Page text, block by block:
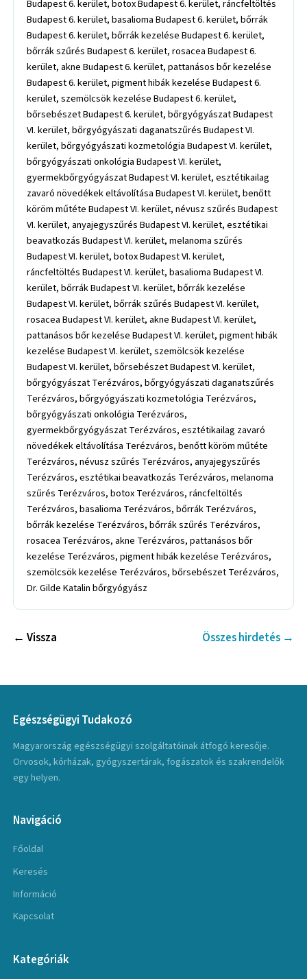
Budapest 6. kerület, botox Budapest 6. kerület, ráncfeltöltés
Budapest 6. kerület, basalioma Budapest 6. kerület, bőrrák
Budapest 6. kerület, bőrrák kezelése Budapest 6. kerület,
bőrrák szűrés Budapest 6. kerület, rosacea Budapest 6.
kerület, akne Budapest 6. kerület, pattanásos bőr kezelése
Budapest 6. kerület, pigment hibák kezelése Budapest 6.
kerület, szemölcsök kezelése Budapest 6. kerület,
bőrsebészet Budapest 6. kerület, bőrgyógyászat Budapest
VI. kerület, bőrgyógyászati daganatszűrés Budapest VI.
kerület, bőrgyógyászati kozmetológia Budapest VI. kerület,
bőrgyógyászati onkológia Budapest VI. kerület,
gyermekbőrgyógyászat Budapest VI. kerület, esztétikailag
zavaró növedékek eltávolítása Budapest VI. kerület, benőtt
köröm műtéte Budapest VI. kerület, névusz szűrés Budapest
VI. kerület, anyajegyszűrés Budapest VI. kerület, esztétikai
beavatkozás Budapest VI. kerület, melanoma szűrés
Budapest VI. kerület, botox Budapest VI. kerület,
ráncfeltöltés Budapest VI. kerület, basalioma Budapest VI.
kerület, bőrrák Budapest VI. kerület, bőrrák kezelése
Budapest VI. kerület, bőrrák szűrés Budapest VI. kerület,
rosacea Budapest VI. kerület, akne Budapest VI. kerület,
pattanásos bőr kezelése Budapest VI. kerület, pigment hibák
kezelése Budapest VI. kerület, szemölcsök kezelése
Budapest VI. kerület, bőrsebészet Budapest VI. kerület,
bőrgyógyászat Terézváros, bőrgyógyászati daganatszűrés
Terézváros, bőrgyógyászati kozmetológia Terézváros,
bőrgyógyászati onkológia Terézváros,
gyermekbőrgyógyászat Terézváros, esztétikailag zavaró
növedékek eltávolítása Terézváros, benőtt köröm műtéte
Terézváros, névusz szűrés Terézváros, anyajegyszűrés
Terézváros, esztétikai beavatkozás Terézváros, melanoma
szűrés Terézváros, botox Terézváros, ráncfeltöltés
Terézváros, basalioma Terézváros, bőrrák Terézváros,
bőrrák kezelése Terézváros, bőrrák szűrés Terézváros,
rosacea Terézváros, akne Terézváros, pattanásos bőr
kezelése Terézváros, pigment hibák kezelése Terézváros,
szemölcsök kezelése Terézváros, bőrsebészet Terézváros,
Dr. Gilde Katalin bőrgyógyász
← Vissza Összes hirdetés →
Egészségügyi Tudakozó
Magyarország egészségügyi szolgáltatóinak átfogó keresője.
Orvosok, kórházak, gyógyszertárak, fogászatok és szakrendelők
egy helyen.
Navigáció
Főoldal
Keresés
Információ
Kapcsolat
Kategóriák